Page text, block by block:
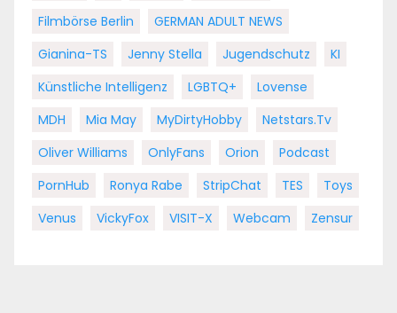
Filmbörse Berlin
GERMAN ADULT NEWS
Gianina-TS
Jenny Stella Jugendschutz
KI
Künstliche Intelligenz
LGBTQ+
Lovense
MDH
Mia May MyDirtyHobby
Netstars.tv
Oliver Williams
OnlyFans Orion
Podcast
PornHub
Ronya Rabe StripChat TES
Toys
Venus
VickyFox VISIT-X Webcam Zensur